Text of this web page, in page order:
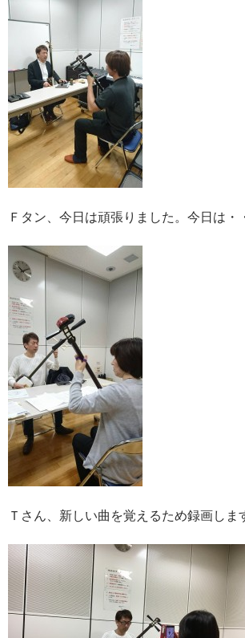
Ｆタン、今日は頑張りました。今日は・
Ｔさん、新しい曲を覚えるため録画しま